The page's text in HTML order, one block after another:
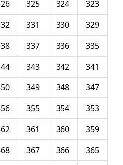
323
324
325
329
330
331
335
336
337
341
342
343
347
348
349
353
354
355
359
360
361
365
366
367